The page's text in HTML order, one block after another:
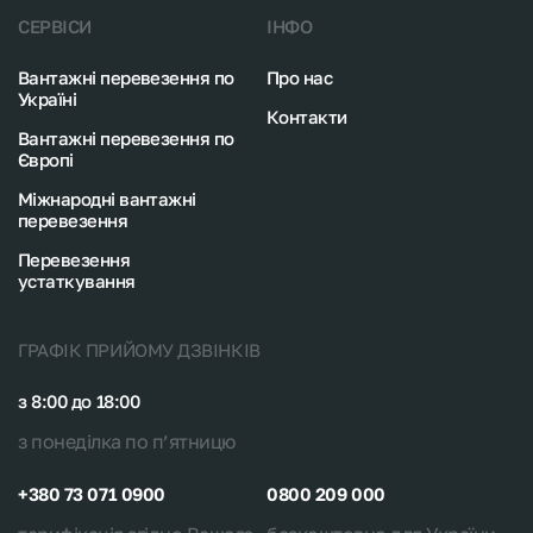
ГРАФІК ПРИЙОМУ ДЗВІНКІВ
з 8:00 до 18:00
з понеділка по п’ятницю
+380 73 071 0900 0800 209 000
СЕРВІСИ
Вантажні перевезення по
Україні
Вантажні перевезення по
Європі
Міжнародні вантажні
перевезення
Перевезення
устаткування
ІНФО
Про нас
Контакти